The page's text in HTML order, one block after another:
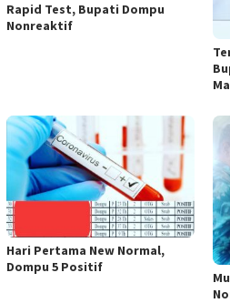
Rapid Test, Bupati Dompu
Nonreaktif
Hari Pertama New Normal,
Dompu 5 Positif